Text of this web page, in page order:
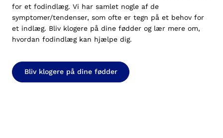
for et fodindlæg. Vi har samlet nogle af de
symptomer/tendenser, som ofte er tegn på et behov for
et indlæg. Bliv klogere på dine fødder og lær mere om,
hvordan fodindlæg kan hjælpe dig.
Bliv klogere på dine fødder